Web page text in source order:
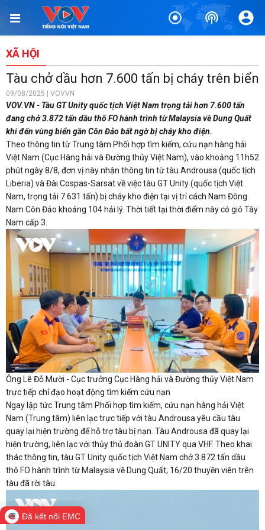
XÃ HỘI
Tàu chở dầu hơn 7.600 tấn bị cháy trên biển
09/08/2025 | VOVVN
VOV.VN - Tàu GT Unity quốc tịch Việt Nam trọng tải hơn 7.600 tấn
đang chở 3.872 tấn dầu thô FO hành trình từ Malaysia về Dung Quất
khi đến vùng biển gần Côn Đảo bất ngờ bị cháy kho điện.
Theo thông tin từ Trung tâm Phối hợp tìm kiếm, cứu nạn hàng hải
Việt Nam (Cục Hàng hải và Đường thủy Việt Nam), vào khoảng 11h52
phút ngày 8/8, đơn vị này nhận thông tin từ tàu Androusa (quốc tịch
Liberia) và Đài Cospas-Sarsat về việc tàu GT Unity (quốc tịch Việt
Nam, trọng tải 7.631 tấn) bị cháy kho điện tại vị trí cách Nam Đông
Nam Côn Đảo khoảng 104 hải lý. Thời tiết tại thời điểm này có gió Tây
Nam cấp 3.
Ông Lê Đỗ Mười - Cục trưởng Cục Hàng hải và Đường thủy Việt Nam
trực tiếp chỉ đạo hoạt động tìm kiếm cứu nạn
Ngay lập tức Trung tâm Phối hợp tìm kiếm, cứu nạn hàng hải Việt
Nam (Trung tâm) liên lạc trực tiếp với tàu Androusa yêu cầu tàu
quay lại hiện trường để hỗ trợ tàu bị nạn. Tàu Androusa đã quay lại
hiện trường, liên lạc với thủy thủ đoàn GT UNITY qua VHF. Theo khai
thác thông tin, tàu GT Unity quốc tịch Việt Nam chở 3.872 tấn dầu
thô FO hành trình từ Malaysia về Dung Quất; 16/20 thuyền viên trên
tàu đã rời tàu.
Đã kết nối EMC